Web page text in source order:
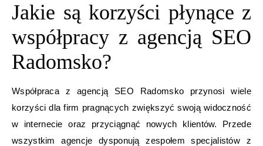
Jakie są korzyści płynące z
współpracy z agencją SEO
Radomsko?
Współpraca z agencją SEO Radomsko przynosi wiele
korzyści dla firm pragnących zwiększyć swoją widoczność
w internecie oraz przyciągnąć nowych klientów. Przede
wszystkim agencje dysponują zespołem specjalistów z